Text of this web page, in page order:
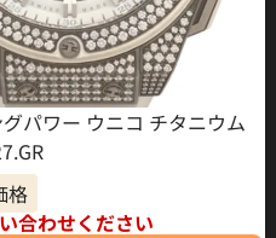
パワー ウニコ チタニウム
格
合わせください